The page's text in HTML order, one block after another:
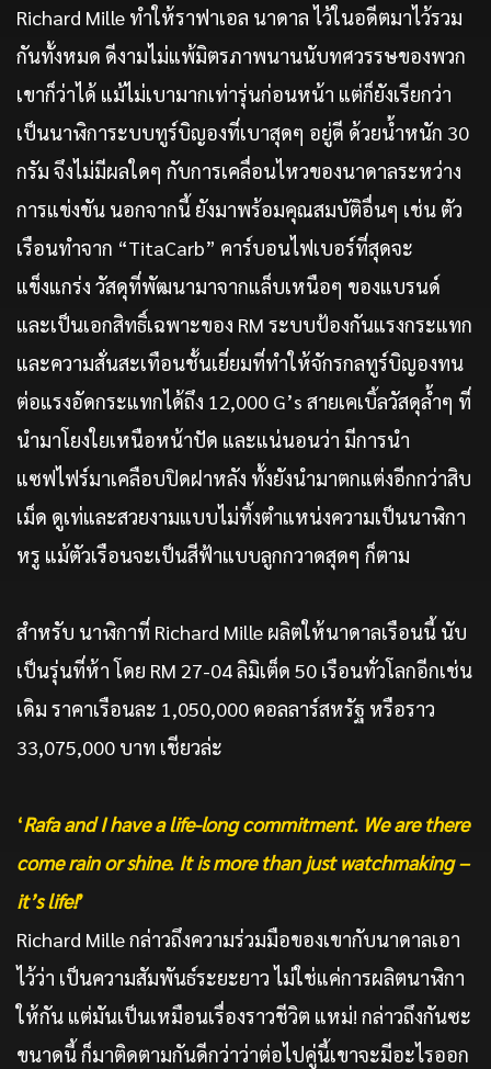
Richard Mille ทำให้ราฟาเอล นาดาล ไว้ในอดีตมาไว้รวม
กันทั้งหมด ดีงามไม่แพ้มิตรภาพนานนับทศวรรษของพวก
เขาก็ว่าได้ แม้ไม่เบามากเท่ารุ่นก่อนหน้า แต่ก็ยังเรียกว่า
เป็นนาฬิการะบบทูร์บิญองที่เบาสุดๆ อยู่ดี ด้วยน้ำหนัก 30
กรัม จึงไม่มีผลใดๆ กับการเคลื่อนไหวของนาดาลระหว่าง
การแข่งขัน นอกจากนี้ ยังมาพร้อมคุณสมบัติอื่นๆ เช่น ตัว
เรือนทำจาก “TitaCarb” คาร์บอนไฟเบอร์ที่สุดจะ
แข็งแกร่ง วัสดุที่พัฒนามาจากแล็บเหนือๆ ของแบรนด์
และเป็นเอกสิทธิ์เฉพาะของ RM ระบบป้องกันแรงกระแทก
และความสั่นสะเทือนชั้นเยี่ยมที่ทำให้จักรกลทูร์บิญองทน
ต่อแรงอัดกระแทกได้ถึง 12,000 G’s สายเคเบิ้ลวัสดุล้ำๆ ที่
นำมาโยงใยเหนือหน้าปัด และแน่นอนว่า มีการนำ
แซฟไฟร์มาเคลือบปิดฝาหลัง ทั้งยังนำมาตกแต่งอีกกว่าสิบ
เม็ด ดูเท่และสวยงามแบบไม่ทิ้งตำแหน่งความเป็นนาฬิกา
หรู แม้ตัวเรือนจะเป็นสีฟ้าแบบลูกกวาดสุดๆ ก็ตาม
สำหรับ นาฬิกาที่ Richard Mille ผลิตให้นาดาลเรือนนี้ นับ
เป็นรุ่นที่ห้า โดย RM 27-04 ลิมิเต็ด 50 เรือนทั่วโลกอีกเช่น
เดิม ราคาเรือนละ 1,050,000 ดอลลาร์สหรัฐ หรือราว
33,075,000 บาท เชียวล่ะ
‘Rafa and I have a life-long commitment. We are there
come rain or shine. It is more than just watchmaking –
it’s life!’
Richard Mille กล่าวถึงความร่วมมือของเขากับนาดาลเอา
ไว้ว่า เป็นความสัมพันธ์ระยะยาว ไม่ใช่แค่การผลิตนาฬิกา
ให้กัน แต่มันเป็นเหมือนเรื่องราวชีวิต แหม่! กล่าวถึงกันซะ
ขนาดนี้ ก็มาติดตามกันดีกว่าว่าต่อไปคู่นี้เขาจะมีอะไรออก